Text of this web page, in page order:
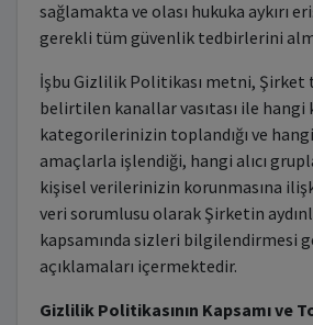
sağlamakta ve olası hukuka aykırı
gerekli tüm güvenlik tedbirlerini
İşbu Gizlilik Politikası metni, Şirket
belirtilen kanallar vasıtası ile hangi
kategorilerinizin toplandığı ve
amaçlarla işlendiği, hangi alıcı
kişisel verilerinizin korunmasına
veri sorumlusu olarak Şirketin
kapsamında sizleri bilgilendirmesi
açıklamaları içermektedir.
Gizlilik Politikasının Kapsamı ve